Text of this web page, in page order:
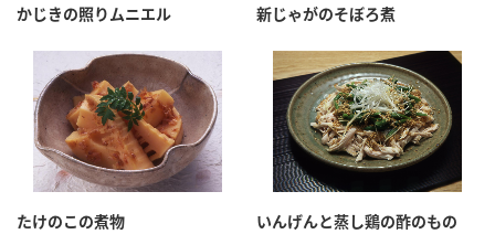
検索
業務用サイト ミツカングループについて 製造所固有記号一覧
かじきの照りムニエル 新じゃがのそぼろ煮
たけのこの煮物 いんげんと蒸し鶏の酢のもの